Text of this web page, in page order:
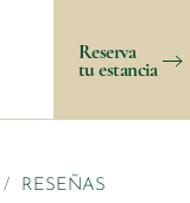
Reserva
tu estancia
RESEÑAS